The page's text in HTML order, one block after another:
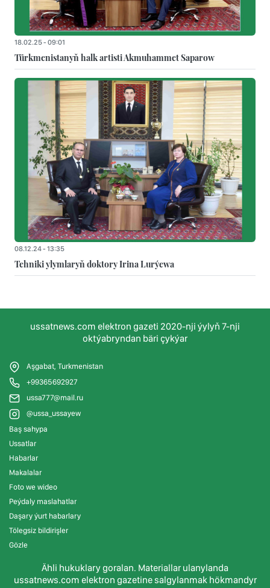
18.02.25 - 09:01
Türkmenistanyň halk artisti Akmuhammet Saparow
08.12.24 - 13:35
Tehniki ylymlaryň doktory Irina Lurýewa
ussatnews.com elektron gazeti 2020-nji ýylyň 7-nji
oktýabryndan bäri çykýar
Aşgabat, Turkmenistan
+99365692927
ussa777@mail.ru
@ussa_ussayew
Baş sahypa
Ussatlar
Habarlar
Makalalar
Foto we wideo
Peýdaly maslahatlar
Daşary ýurt habarlary
Tölegsiz bildirişler
Gözle
Ähli hukuklary goralan. Materiallar ulanylanda
ussatnews.com elektron gazetine salgylanmak hökmandyr